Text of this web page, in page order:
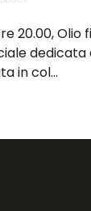
20.00,
dedicata
in col…